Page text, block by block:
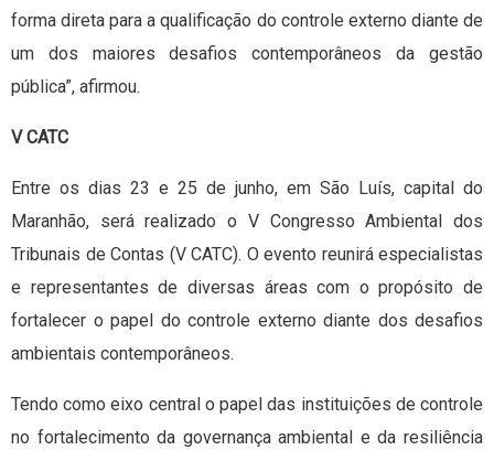
forma direta para a qualificação do controle externo diante de
um dos maiores desafios contemporâneos da gestão
pública”, afirmou.
V CATC
Entre os dias 23 e 25 de junho, em São Luís, capital do
Maranhão, será realizado o V Congresso Ambiental dos
Tribunais de Contas (V CATC). O evento reunirá especialistas
e representantes de diversas áreas com o propósito de
fortalecer o papel do controle externo diante dos desafios
ambientais contemporâneos.
Tendo como eixo central o papel das instituições de controle
no fortalecimento da governança ambiental e da resiliência